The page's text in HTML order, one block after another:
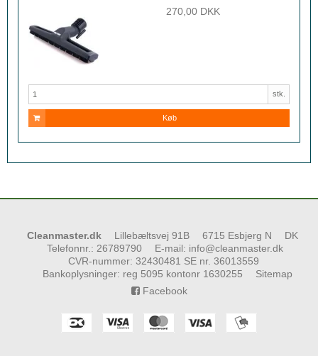
270,00 DKK
stk.
Køb
Cleanmaster.dk Lillebæltsvej 91B 6715 Esbjerg N
DK
Telefonnr. : 26789790 E-mail: info@cleanmaster.dk
CVR-nummer: 32430481 SE nr. 36013559
Bankoplysninger: reg 5095 kontonr 1630255
Sitemap
Facebook